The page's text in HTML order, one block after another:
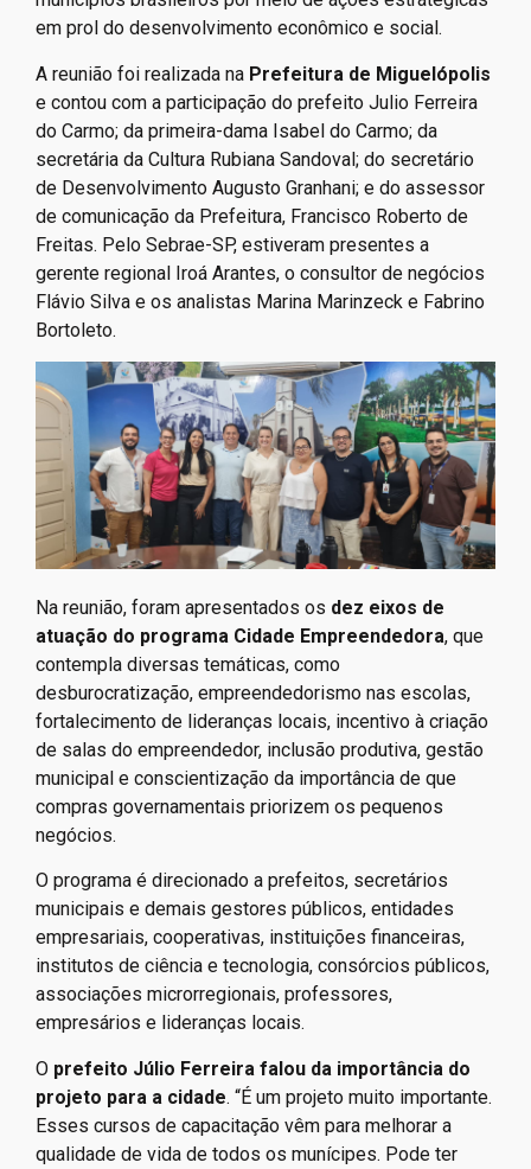
em prol do desenvolvimento econômico e social.
A reunião foi realizada na Prefeitura de Miguelópolis
e contou com a participação do prefeito Julio Ferreira
do Carmo; da primeira-dama Isabel do Carmo; da
secretária da Cultura Rubiana Sandoval; do secretário
de Desenvolvimento Augusto Granhani; e do assessor
de comunicação da Prefeitura, Francisco Roberto de
Freitas. Pelo Sebrae-SP, estiveram presentes a
gerente regional Iroá Arantes, o consultor de negócios
Flávio Silva e os analistas Marina Marinzeck e Fabrino
Bortoleto.
Na reunião, foram apresentados os dez eixos de
atuação do programa Cidade Empreendedora, que
contempla diversas temáticas, como
desburocratização, empreendedorismo nas escolas,
fortalecimento de lideranças locais, incentivo à criação
de salas do empreendedor, inclusão produtiva, gestão
municipal e conscientização da importância de que
compras governamentais priorizem os pequenos
negócios.
O programa é direcionado a prefeitos, secretários
municipais e demais gestores públicos, entidades
empresariais, cooperativas, instituições financeiras,
institutos de ciência e tecnologia, consórcios públicos,
associações microrregionais, professores,
empresários e lideranças locais.
O prefeito Júlio Ferreira falou da importância do
projeto para a cidade. “É um projeto muito importante.
Esses cursos de capacitação vêm para melhorar a
qualidade de vida de todos os munícipes. Pode ter